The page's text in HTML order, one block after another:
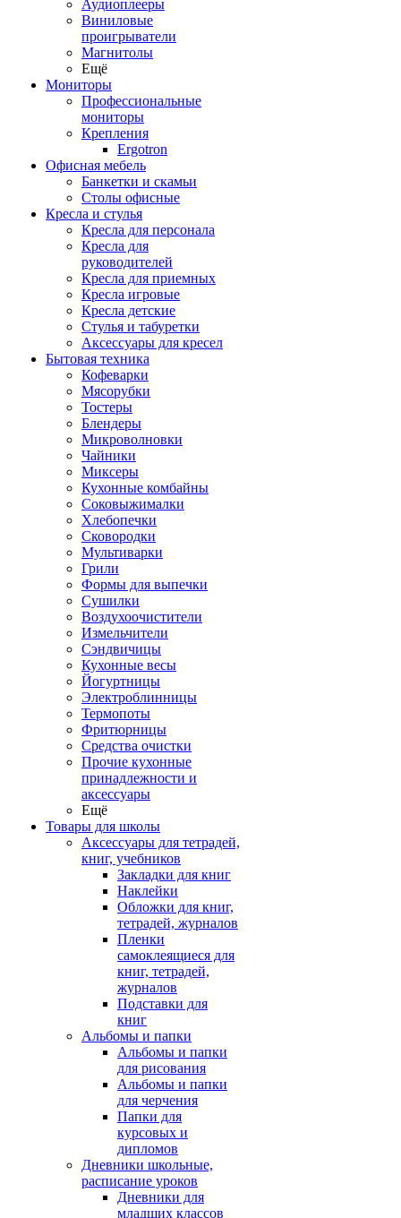
Аудиоплееры
Виниловые
проигрыватели
Магнитолы
Ещё
Мониторы
Профессиональные
мониторы
Крепления
Ergotron
Офисная мебель
Банкетки и скамьи
Столы офисные
Кресла и стулья
Кресла для персонала
Кресла для
руководителей
Кресла для приемных
Кресла игровые
Кресла детские
Стулья и табуретки
Аксессуары для кресел
Бытовая техника
Кофеварки
Мясорубки
Тостеры
Блендеры
Микроволновки
Чайники
Миксеры
Кухонные комбайны
Соковыжималки
Хлебопечки
Сковородки
Мультиварки
Грили
Формы для выпечки
Сушилки
Воздухоочистители
Измельчители
Сэндвичицы
Кухонные весы
Йогуртницы
Электроблинницы
Термопоты
Фритюрницы
Средства очистки
Прочие кухонные
принадлежности и
аксессуары
Ещё
Товары для школы
Аксессуары для тетрадей,
книг, учебников
Закладки для книг
Наклейки
Обложки для книг,
тетрадей, журналов
Пленки
самоклеящиеся для
книг, тетрадей,
журналов
Подставки для
книг
Альбомы и папки
Альбомы и папки
для рисования
Альбомы и папки
для черчения
Папки для
курсовых и
дипломов
Дневники школьные,
расписание уроков
Дневники для
младщих классов